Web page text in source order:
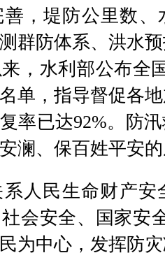
，堤防公里数、
群防体系、洪水
，水利部公布全
单，指导督促各
率已达92%。防
澜、保百姓平安
系人民生命财产安
会安全、国家安
为中心，发挥防